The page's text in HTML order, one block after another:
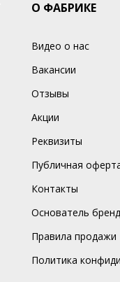
О ФАБРИКЕ
Видео о нас
Вакансии
Отзывы
Акции
Реквизиты
Публичная
Контакты
Основатель
Правила продажи
Политика